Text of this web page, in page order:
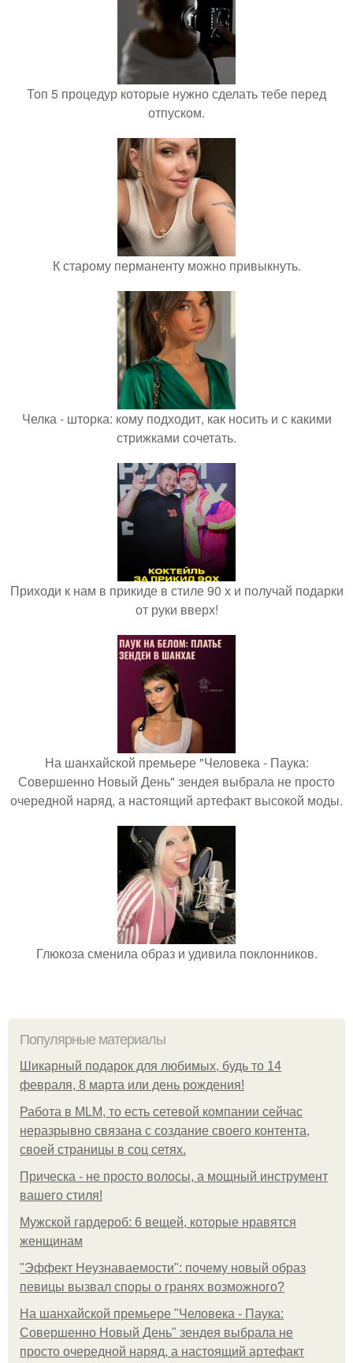
Топ 5 процедур которые нужно сделать тебе перед
отпуском.
К старому перманенту можно привыкнуть.
Челка - шторка: кому подходит, как носить и с какими
стрижками сочетать.
Приходи к нам в прикиде в стиле 90 х и получай подарки
от руки вверх!
На шанхайской премьере "Человека - Паука:
Совершенно Новый День" зендея выбрала не просто
очередной наряд, а настоящий артефакт высокой моды.
Глюкоза сменила образ и удивила поклонников.
Популярные материалы
Шикарный подарок для любимых, будь то 14
февраля, 8 марта или день рождения!
Работа в MLM, то есть сетевой компании сейчас
неразрывно связана с создание своего контента,
своей страницы в соц сетях.
Прическа - не просто волосы, а мощный инструмент
вашего стиля!
Мужской гардероб: 6 вещей, которые нравятся
женщинам
"Эффект Неузнаваемости": почему новый образ
певицы вызвал споры о гранях возможного?
На шанхайской премьере "Человека - Паука:
Совершенно Новый День" зендея выбрала не
просто очередной наряд, а настоящий артефакт